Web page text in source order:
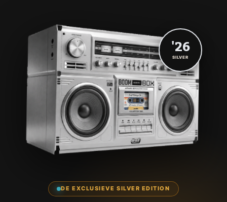
DE EXCLUSIEVE SILVER EDITION
'26
SILVER